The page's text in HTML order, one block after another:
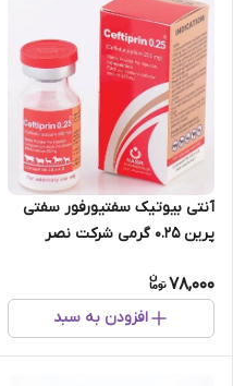
آنتی بیوتیک سفتیورفور سفتی
پرین 0.25 گرمی شرکت نصر
78,000
افزودن به سبد